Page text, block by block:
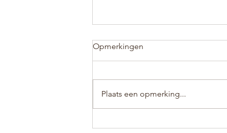
Opmerkingen
Plaats een opmerking...